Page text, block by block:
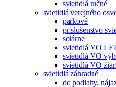
svietidlá ručné
svietidlá verejného
parkové
príslušenstvo
solárne
svietidlá VO
svietidlá VO
svietidlá VO
svietidlá záhradné
do podlahy,